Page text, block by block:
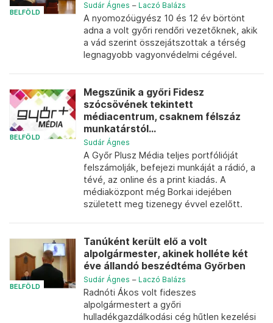
BELFÖLD
Sudár Ágnes – Laczó Balázs
A nyomozóügyész 10 és 12 év börtönt
adna a volt győri rendőri vezetőknek, akik
a vád szerint összejátszottak a térség
legnagyobb vagyonvédelmi cégével.
BELFÖLD
Megszűnik a győri Fidesz
szócsövének tekintett
médiacentrum, csaknem félszáz
munkatárstól...
Sudár Ágnes
A Győr Plusz Média teljes portfólióját
felszámolják, befejezi munkáját a rádió, a
tévé, az online és a print kiadás. A
médiaközpont még Borkai idejében
született meg tizenegy évvel ezelőtt.
BELFÖLD
Tanúként került elő a volt
alpolgármester, akinek holléte két
éve állandó beszédtéma Győrben
Sudár Ágnes – Laczó Balázs
Radnóti Ákos volt fideszes
alpolgármestert a győri
hulladékgazdálkodási cég hűtlen kezelési